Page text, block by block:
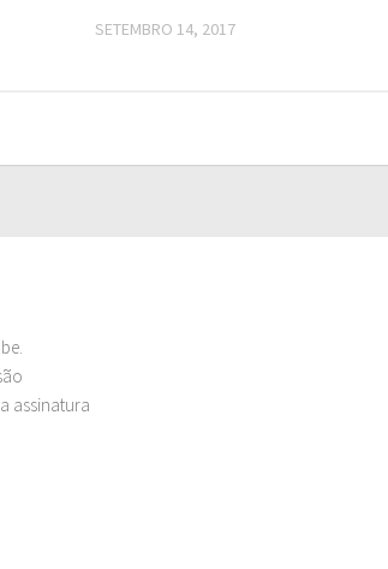
SETEMBRO 14, 2017
assinatura